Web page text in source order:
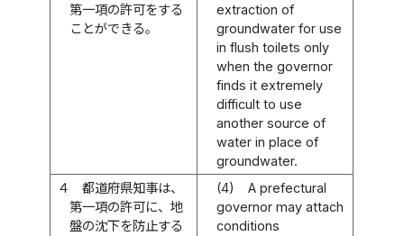
第一項の許可をする
ことができる。
extraction of
groundwater for use
in flush toilets only
when the governor
finds it extremely
difficult to use
another source of
water in place of
groundwater.
４
都道府県知事は、
第一項の許可に、地
盤の沈下を防止する
(4)
A prefectural
governor may attach
conditions